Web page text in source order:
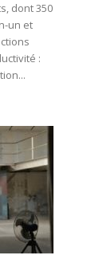
dont 350
un et
: